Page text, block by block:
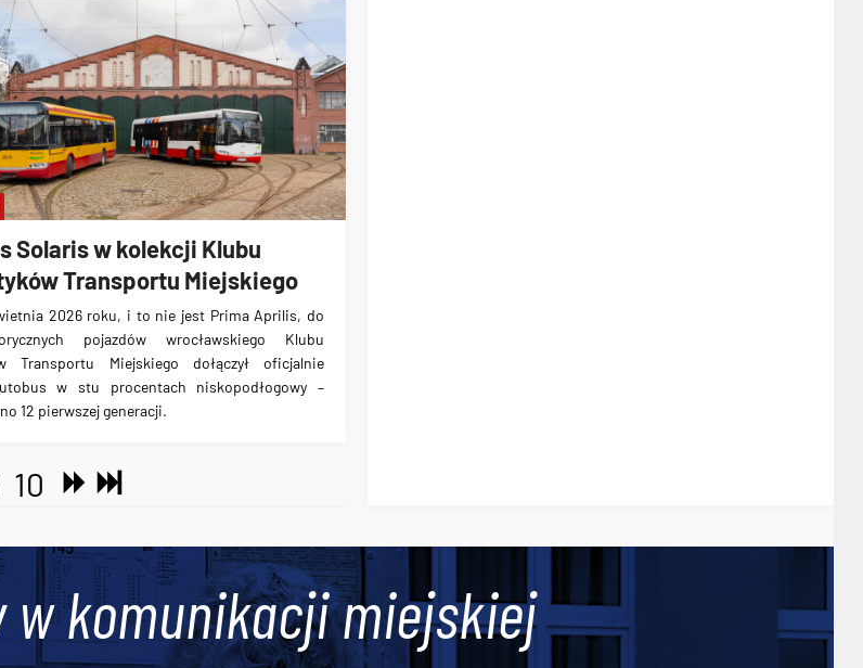
Solaris w kolekcji Klubu
Transportu Miejskiego
2026 roku, i to nie jest Prima Aprilis, do
pojazdów wrocławskiego Klubu
Transportu Miejskiego dołączył oficjalnie
w stu procentach niskopodłogowy –
12 pierwszej generacji.
10
w komunikacji miejskiej